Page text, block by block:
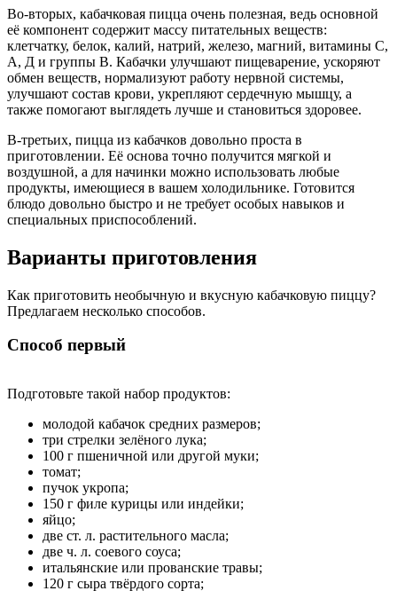
Во-вторых, кабачковая пицца очень полезная, ведь основной
её компонент содержит массу питательных веществ:
клетчатку, белок, калий, натрий, железо, магний, витамины С,
А, Д и группы В. Кабачки улучшают пищеварение, ускоряют
обмен веществ, нормализуют работу нервной системы,
улучшают состав крови, укрепляют сердечную мышцу, а
также помогают выглядеть лучше и становиться здоровее.
В-третьих, пицца из кабачков довольно проста в
приготовлении. Её основа точно получится мягкой и
воздушной, а для начинки можно использовать любые
продукты, имеющиеся в вашем холодильнике. Готовится
блюдо довольно быстро и не требует особых навыков и
специальных приспособлений.
Варианты приготовления
Как приготовить необычную и вкусную кабачковую пиццу?
Предлагаем несколько способов.
Способ первый
Подготовьте такой набор продуктов:
молодой кабачок средних размеров;
три стрелки зелёного лука;
100 г пшеничной или другой муки;
томат;
пучок укропа;
150 г филе курицы или индейки;
яйцо;
две ст. л. растительного масла;
две ч. л. соевого соуса;
итальянские или прованские травы;
120 г сыра твёрдого сорта;